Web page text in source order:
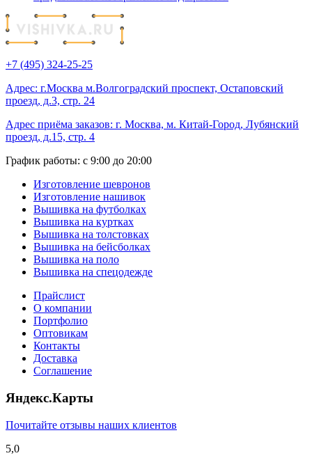
+7 (495) 324-25-25
Адрес: г.Москва м.Волгоградский проспект, Остаповский
проезд, д.3, стр. 24
Адрес приёма заказов: г. Москва, м. Китай-Город, Лубянский
проезд, д.15, стр. 4
График работы: с 9:00 до 20:00
Изготовление шевронов
Изготовление нашивок
Вышивка на футболках
Вышивка на куртках
Вышивка на толстовках
Вышивка на бейсболках
Вышивка на поло
Вышивка на спецодежде
Прайслист
О компании
Портфолио
Оптовикам
Контакты
Доставка
Соглашение
Яндекс.Карты
Почитайте отзывы наших клиентов
5,0